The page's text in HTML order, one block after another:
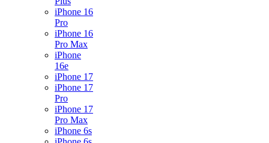
iPhone 16
Pro
iPhone 16
Pro Max
iPhone
16e
iPhone 17
iPhone 17
Pro
iPhone 17
Pro Max
iPhone 6s